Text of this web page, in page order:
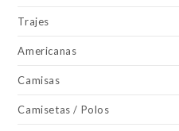
Trajes
Americanas
Camisas
Camisetas / Polos